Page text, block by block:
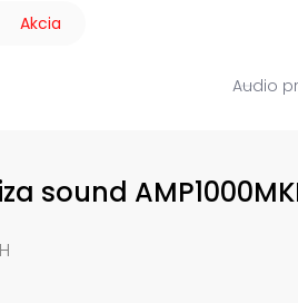
Akcia
Audio
sound